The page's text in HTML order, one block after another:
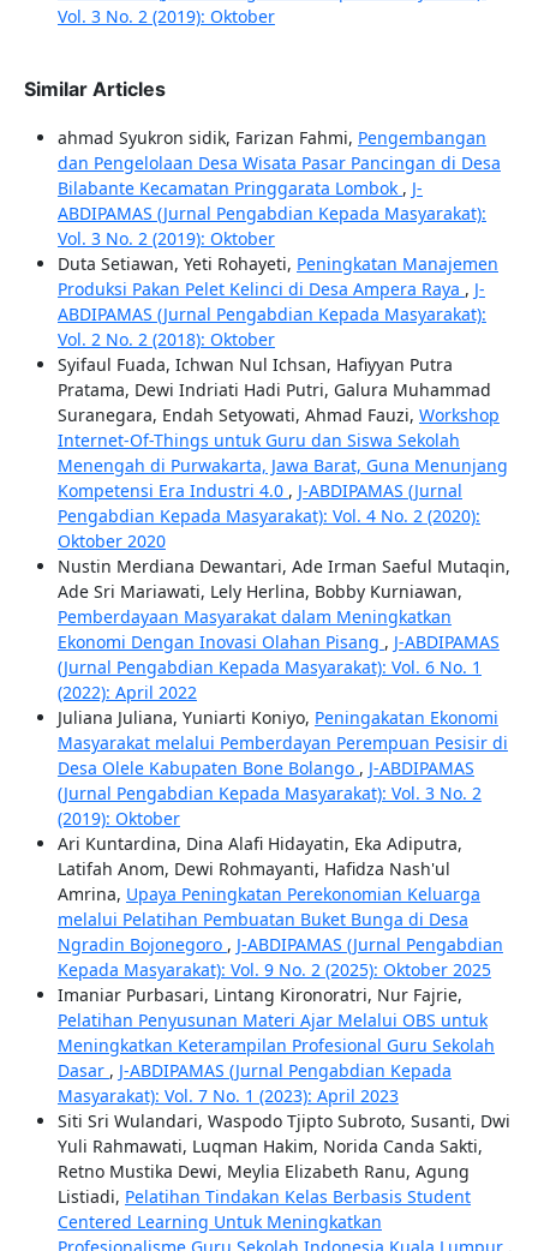
Vol. 3 No. 2 (2019): Oktober
Similar Articles
ahmad Syukron sidik, Farizan Fahmi, Pengembangan
dan Pengelolaan Desa Wisata Pasar Pancingan di Desa
Bilabante Kecamatan Pringgarata Lombok , J-
ABDIPAMAS (Jurnal Pengabdian Kepada Masyarakat):
Vol. 3 No. 2 (2019): Oktober
Duta Setiawan, Yeti Rohayeti, Peningkatan Manajemen
Produksi Pakan Pelet Kelinci di Desa Ampera Raya , J-
ABDIPAMAS (Jurnal Pengabdian Kepada Masyarakat):
Vol. 2 No. 2 (2018): Oktober
Syifaul Fuada, Ichwan Nul Ichsan, Hafiyyan Putra
Pratama, Dewi Indriati Hadi Putri, Galura Muhammad
Suranegara, Endah Setyowati, Ahmad Fauzi, Workshop
Internet-Of-Things untuk Guru dan Siswa Sekolah
Menengah di Purwakarta, Jawa Barat, Guna Menunjang
Kompetensi Era Industri 4.0 , J-ABDIPAMAS (Jurnal
Pengabdian Kepada Masyarakat): Vol. 4 No. 2 (2020):
Oktober 2020
Nustin Merdiana Dewantari, Ade Irman Saeful Mutaqin,
Ade Sri Mariawati, Lely Herlina, Bobby Kurniawan,
Pemberdayaan Masyarakat dalam Meningkatkan
Ekonomi Dengan Inovasi Olahan Pisang , J-ABDIPAMAS
(Jurnal Pengabdian Kepada Masyarakat): Vol. 6 No. 1
(2022): April 2022
Juliana Juliana, Yuniarti Koniyo, Peningakatan Ekonomi
Masyarakat melalui Pemberdayan Perempuan Pesisir di
Desa Olele Kabupaten Bone Bolango , J-ABDIPAMAS
(Jurnal Pengabdian Kepada Masyarakat): Vol. 3 No. 2
(2019): Oktober
Ari Kuntardina, Dina Alafi Hidayatin, Eka Adiputra,
Latifah Anom, Dewi Rohmayanti, Hafidza Nash'ul
Amrina, Upaya Peningkatan Perekonomian Keluarga
melalui Pelatihan Pembuatan Buket Bunga di Desa
Ngradin Bojonegoro , J-ABDIPAMAS (Jurnal Pengabdian
Kepada Masyarakat): Vol. 9 No. 2 (2025): Oktober 2025
Imaniar Purbasari, Lintang Kironoratri, Nur Fajrie,
Pelatihan Penyusunan Materi Ajar Melalui OBS untuk
Meningkatkan Keterampilan Profesional Guru Sekolah
Dasar , J-ABDIPAMAS (Jurnal Pengabdian Kepada
Masyarakat): Vol. 7 No. 1 (2023): April 2023
Siti Sri Wulandari, Waspodo Tjipto Subroto, Susanti, Dwi
Yuli Rahmawati, Luqman Hakim, Norida Canda Sakti,
Retno Mustika Dewi, Meylia Elizabeth Ranu, Agung
Listiadi, Pelatihan Tindakan Kelas Berbasis Student
Centered Learning Untuk Meningkatkan